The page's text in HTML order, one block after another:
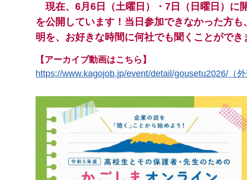
現在、6月6日（土曜日）・7日（日曜日）に
を公開しています！当日参加できなかった方
明を、お好きな時間に何社でも聞くことがで
【アーカイブ動画はこちら】
https://www.kagojob.jp/event/detail/gousetu2026/（外